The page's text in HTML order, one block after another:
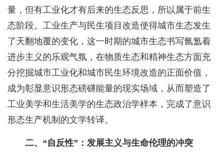
量，但有工业化才有后来的生态反思，所以属于前生
态阶段。工业生产与民生项目改造使得城市生态发生
了天翻地覆的变化，这一时期的城市生态书写氤氲着
进步主义的乐观气氛，在物质生态和精神生态方面充
分挖掘城市工业化和城市民生环境改造的正面价值，
成为彰显意识形态磅礴能量的现实场域，从而塑造了
工业美学和生活美学的生态政治学样本，完成了意识
形态生产机制的文学转译。
二、“自反性”：发展主义与生命伦理的冲突